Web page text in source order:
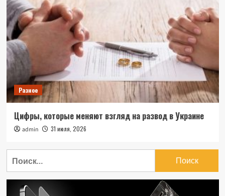
Разное
Цифры, которые меняют взгляд на развод в Украине
admin 31 июля, 2026